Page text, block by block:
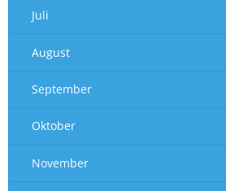
Juli
August
September
Oktober
November